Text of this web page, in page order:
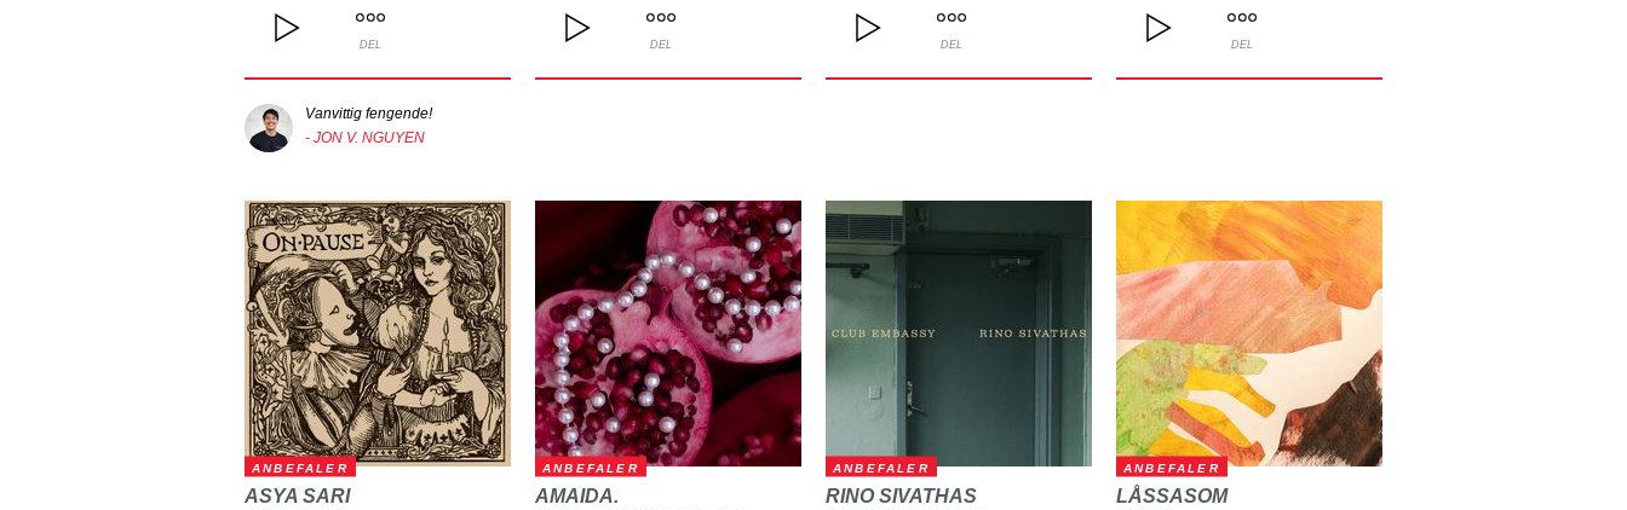
DEL
Vanvittig fengende!
- JON V. NGUYEN
DEL DEL DEL
ANBEFALER
ASYA SARI
ANBEFALER
AMAIDA.
ANBEFALER
RINO SIVATHAS
ANBEFALER
LÅSSASOM